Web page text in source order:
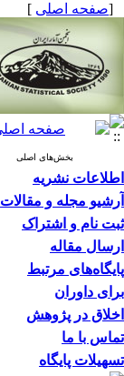
[صفحه اصلی ]
بخش‌های اصلی
اطلاعات نشریه
آرشیو مجله و مقالات
ثبت نام و اشتراک
ارسال مقاله
پایگاه‌های مرتبط
برای داوران
اخلاق در پژوهش
تماس با ما
تسهیلات پایگاه